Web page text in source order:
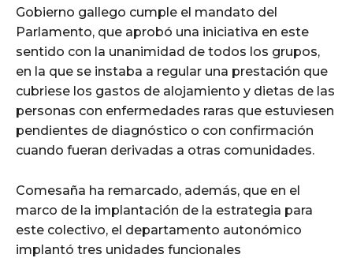
Gobierno gallego cumple el mandato del
Parlamento, que aprobó una iniciativa en este
sentido con la unanimidad de todos los grupos,
en la que se instaba a regular una prestación que
cubriese los gastos de alojamiento y dietas de las
personas con enfermedades raras que estuviesen
pendientes de diagnóstico o con confirmación
cuando fueran derivadas a otras comunidades.
Comesaña ha remarcado, además, que en el
marco de la implantación de la estrategia para
este colectivo, el departamento autonómico
implantó tres unidades funcionales